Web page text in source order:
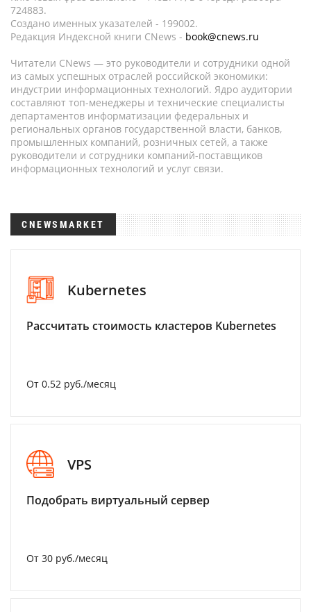
724883.
Создано именных указателей - 199002.
Редакция Индексной книги CNews - book@cnews.ru
Читатели CNews — это руководители и сотрудники одной
из самых успешных отраслей российской экономики:
индустрии информационных технологий. Ядро аудитории
составляют топ-менеджеры и технические специалисты
департаментов информатизации федеральных и
региональных органов государственной власти, банков,
промышленных компаний, розничных сетей, а также
руководители и сотрудники компаний-поставщиков
информационных технологий и услуг связи.
CNEWSMARKET
Kubernetes
Рассчитать стоимость кластеров Kubernetes
От 0.52 руб./месяц
VPS
Подобрать виртуальный сервер
От 30 руб./месяц